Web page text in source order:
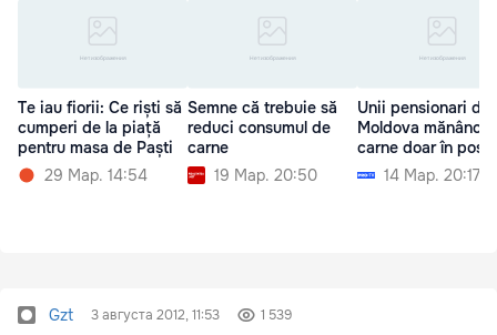
Te iau fiorii: Ce riști să
cumperi de la piață
pentru masa de Paști
29 Мар. 14:54
Semne că trebuie să
reduci consumul de
carne
19 Мар. 20:50
Unii pensionari din
Moldova mănâncă
carne doar în post
14 Мар. 20:17
Gzt 3 августа 2012, 11:53 1 539